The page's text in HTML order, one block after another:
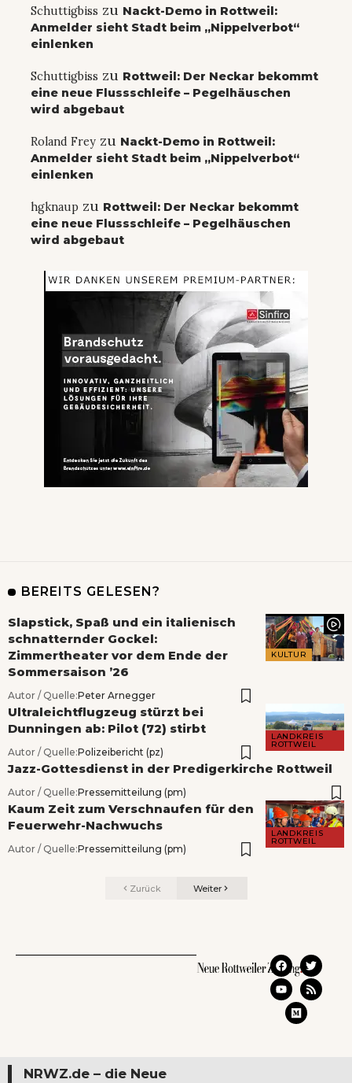
Schuttigbiss zu Nackt-Demo in Rottweil:
Anmelder sieht Stadt beim „Nippelverbot“
einlenken
Schuttigbiss zu Rottweil: Der Neckar bekommt
eine neue Flussschleife – Pegelhäuschen
wird abgebaut
Roland Frey zu Nackt-Demo in Rottweil:
Anmelder sieht Stadt beim „Nippelverbot“
einlenken
hgknaup zu Rottweil: Der Neckar bekommt
eine neue Flussschleife – Pegelhäuschen
wird abgebaut
BEREITS GELESEN?
KULTUR
Slapstick, Spaß und ein italienisch
schnatternder Gockel:
Zimmertheater vor dem Ende der
Sommersaison ’26
Autor / Quelle:Peter Arnegger
LANDKREIS
ROTTWEIL
Ultraleichtflugzeug stürzt bei
Dunningen ab: Pilot (72) stirbt
Autor / Quelle:Polizeibericht (pz)
Jazz-Gottesdienst in der Predigerkirche Rottweil
Autor / Quelle:Pressemitteilung (pm)
LANDKREIS
ROTTWEIL
Kaum Zeit zum Verschnaufen für den
Feuerwehr-Nachwuchs
Autor / Quelle:Pressemitteilung (pm)
Zurück Weiter
NRWZ.de – die Neue